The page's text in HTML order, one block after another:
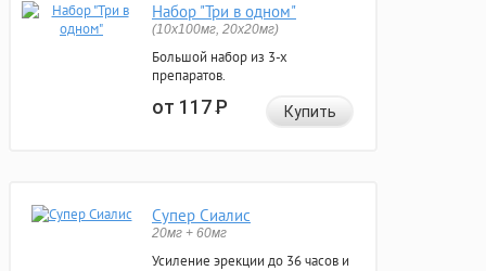
Набор "Три в одном"
(10x100мг, 20x20мг)
Большой набор из 3-х
препаратов.
от 117Р Купить
Супер Сиалис
20мг + 60мг
Усиление эрекции до 36 часов и